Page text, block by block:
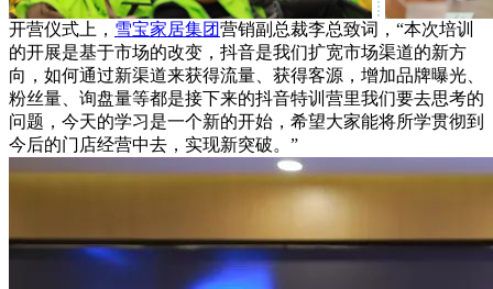
开营仪式上， 雪宝家居集团营销副总裁李总致词，“本次培训
的开展是基于市场的改变，抖音是我们扩宽市场渠道的新方
向，如何通过新渠道来获得流量、获得客源，增加品牌曝光、
粉丝量、询盘量等都是接下来的抖音特训营里我们要去思考的
问题，今天的学习是一个新的开始，希望大家能将所学贯彻到
今后的门店经营中去，实现新突破。”